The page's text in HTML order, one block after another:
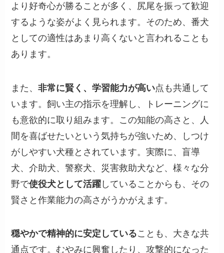
より好奇心が勝ることが多く、尻尾を振って歓迎
するような姿がよく見られます。そのため、番犬
としての適性はあまり高くないと言われることも
あります。
また、非常に賢く、学習能力が高い点も共通して
います。飼い主の指示を理解し、トレーニングに
も意欲的に取り組みます。この知能の高さと、人
間を喜ばせたいという気持ちが強いため、しつけ
がしやすい犬種とされています。実際に、盲導
犬、介助犬、警察犬、災害救助犬など、様々な分
野で使役犬として活躍 していることからも、その
賢さと作業能力の高さがうかがえます。
穏やかで精神的に安定していることも、大きな共
通点です。むやみに興奮したり、攻撃的になった